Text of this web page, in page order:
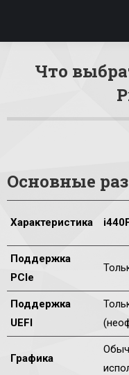
Что
Основные
Характеристика
Поддержка
PCIe
Поддержка
UEFI
Графика